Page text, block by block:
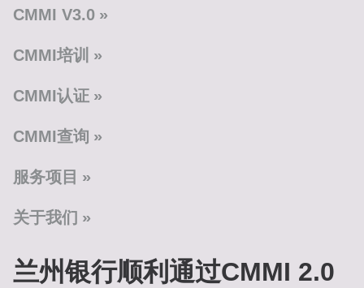
CMMI V3.0
CMMI培训
CMMI认证
CMMI查询
服务项目
关于我们
兰州银行顺利通过CMMI 2.0